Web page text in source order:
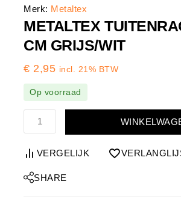
Merk: Metaltex
METALTEX
CM GRIJS/WIT
€ 2,95 incl. 21% BTW
Op voorraad
VERGELIJK
SHARE